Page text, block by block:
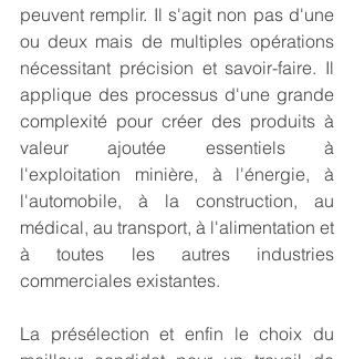
peuvent remplir. Il s'agit non pas d'une
ou deux mais de multiples opérations
nécessitant précision et savoir-faire. Il
applique des processus d'une grande
complexité pour créer des produits à
valeur ajoutée essentiels à
l'exploitation minière, à l'énergie, à
l'automobile, à la construction, au
médical, au transport, à l'alimentation et
à toutes les autres industries
commerciales existantes.
La présélection et enfin le choix du